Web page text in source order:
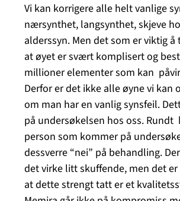
Vi kan korrigere alle helt vanlige
nærsynthet, langsynthet, skjeve
alderssyn. Men det som er viktig å
at øyet er svært komplisert og
millioner elementer som kan
Derfor er det ikke alle øyne vi kan
om man har en vanlig synsfeil.
på undersøkelsen hos oss. Rundt
person som kommer på
dessverre “nei” på behandling.
det virke litt skuffende, men det
at dette strengt tatt er et